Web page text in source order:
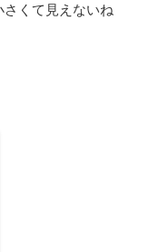
くて見えないね